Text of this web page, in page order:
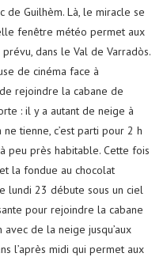
de Guilhèm. Là, le miracle se
fenêtre météo permet aux
dans le Val de Varradòs.
de cinéma face à
rejoindre la cabane de
: il y a autant de neige à
ne tienne, c’est parti pour 2 h
peu près habitable. Cette fois
la fondue au chocolat
lundi 23 débute sous un ciel
pour rejoindre la cabane
de la neige jusqu’aux
l’après midi qui permet aux